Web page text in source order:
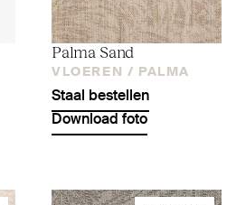
Palma Sand
VLOEREN / PALMA
Staal bestellen
Download foto